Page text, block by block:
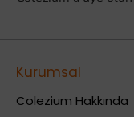
Kurumsal
Colezium Hakkında